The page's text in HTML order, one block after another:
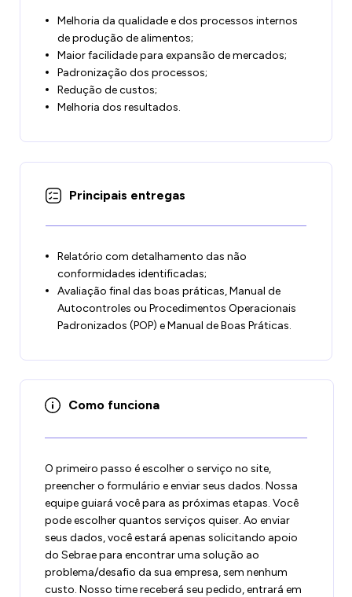
Melhoria da qualidade e dos processos internos
de produção de alimentos;
Maior facilidade para expansão de mercados;
Padronização dos processos;
Redução de custos;
Melhoria dos resultados.
Principais entregas
Relatório com detalhamento das não
conformidades identificadas;
Avaliação final das boas práticas, Manual de
Autocontroles ou Procedimentos Operacionais
Padronizados (POP) e Manual de Boas Práticas.
Como funciona
O primeiro passo é escolher o serviço no site,
preencher o formulário e enviar seus dados. Nossa
equipe guiará você para as próximas etapas. Você
pode escolher quantos serviços quiser. Ao enviar
seus dados, você estará apenas solicitando apoio
do Sebrae para encontrar uma solução ao
problema/desafio da sua empresa, sem nenhum
custo. Nosso time receberá seu pedido, entrará em